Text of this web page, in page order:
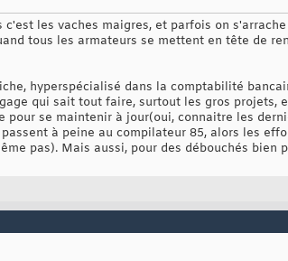
les vaches maigres, et parfois on
tous les armateurs se mettent en tête de
hyperspécialisé dans la comptabilité
qui sait tout faire, surtout les gros projets,
pour se maintenir à jour(oui, connaitre les
à peine au compilateur 85, alors les
pas). Mais aussi, pour des débouchés bien